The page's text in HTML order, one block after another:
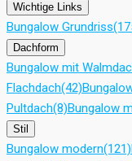
Wichtige Links
Bungalow Grundriss
Dachform
Bungalow mit
Flachdach(42)
Pultdach(8)Bungalow
Stil
Bungalow modern(121)